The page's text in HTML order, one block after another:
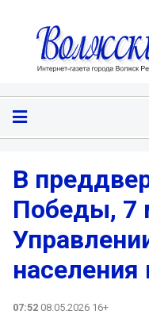
В
Победы, 7
населения
07:52 08.05.2026 16+